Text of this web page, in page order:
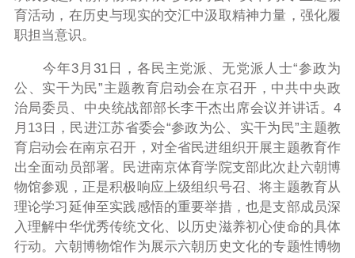
育活动，在历史与现实的交汇中汲取精神力量，强化履
职担当意识。
今年3月31日，各民主党派、无党派人士“参政为
公、实干为民”主题教育启动会在京召开，中共中央政
治局委员、中央统战部部长李干杰出席会议并讲话。4
月13日，民进江苏省委会“参政为公、实干为民”主题教
育启动会在南京召开，对全省民进组织开展主题教育作
出全面动员部署。民进南京体育学院支部此次赴六朝博
物馆参观，正是积极响应上级组织号召、将主题教育从
理论学习延伸至实践感悟的重要举措，也是支部成员深
入理解中华优秀传统文化、以历史滋养初心使命的具体
行动。 六朝博物馆作为展示六朝历史文化的专题性博物